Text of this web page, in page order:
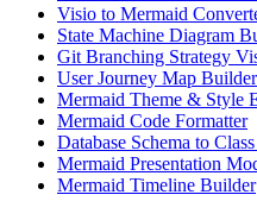
Visio to Mermaid
State Machine Diagram
Git Branching Strategy
User Journey Map Builder
Mermaid Theme & Style
Mermaid Code Formatter
Database Schema to
Mermaid Presentation
Mermaid Timeline Builder